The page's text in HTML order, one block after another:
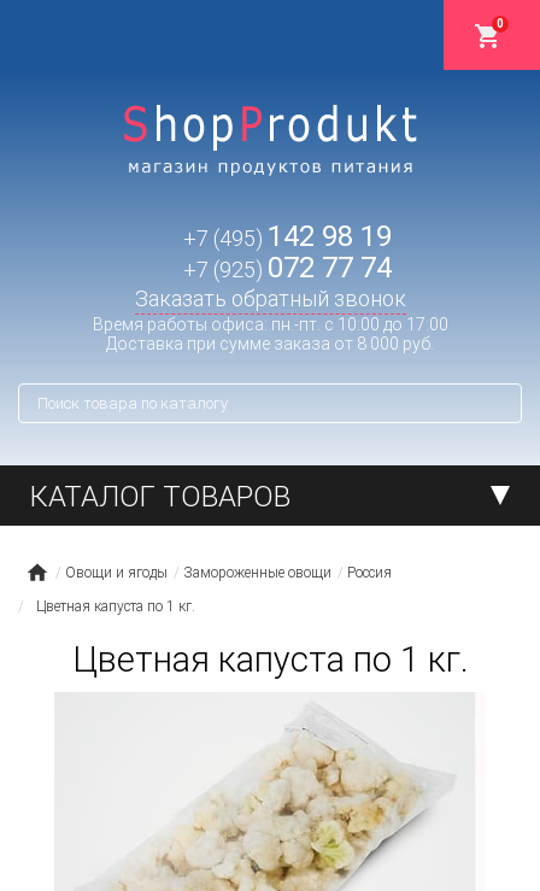
0
+7 (495) 142 98 19
+7 (925) 072 77 74
Заказать обратный звонок
Время работы офиса: пн.-пт. с 10:00 до 17:00
Доставка при сумме заказа от 8 000 руб.
КАТАЛОГ ТОВАРОВ
Овощи и ягоды Замороженные овощи
Россия
Цветная капуста по 1 кг.
Цветная капуста по 1 кг.